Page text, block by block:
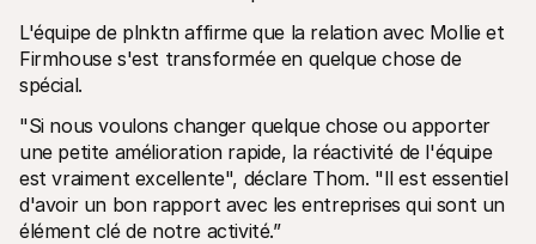
L'équipe de plnktn affirme que la relation avec Mollie et
Firmhouse s'est transformée en quelque chose de
spécial.
"Si nous voulons changer quelque chose ou apporter
une petite amélioration rapide, la réactivité de l'équipe
est vraiment excellente", déclare Thom. "Il est essentiel
d'avoir un bon rapport avec les entreprises qui sont un
élément clé de notre activité.”